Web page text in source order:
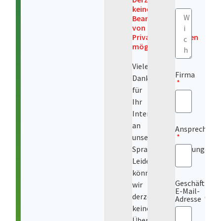
keine
Bearbeitung
von
Privatdokumenten
möglich!
Vielen
Dank
für
Ihr
Interesse
an
unseren
Sprachdienstleistungen.
Leider
können
wir
derzeit
keine
Firma
Geschäftl.
E-Mail-
Adresse